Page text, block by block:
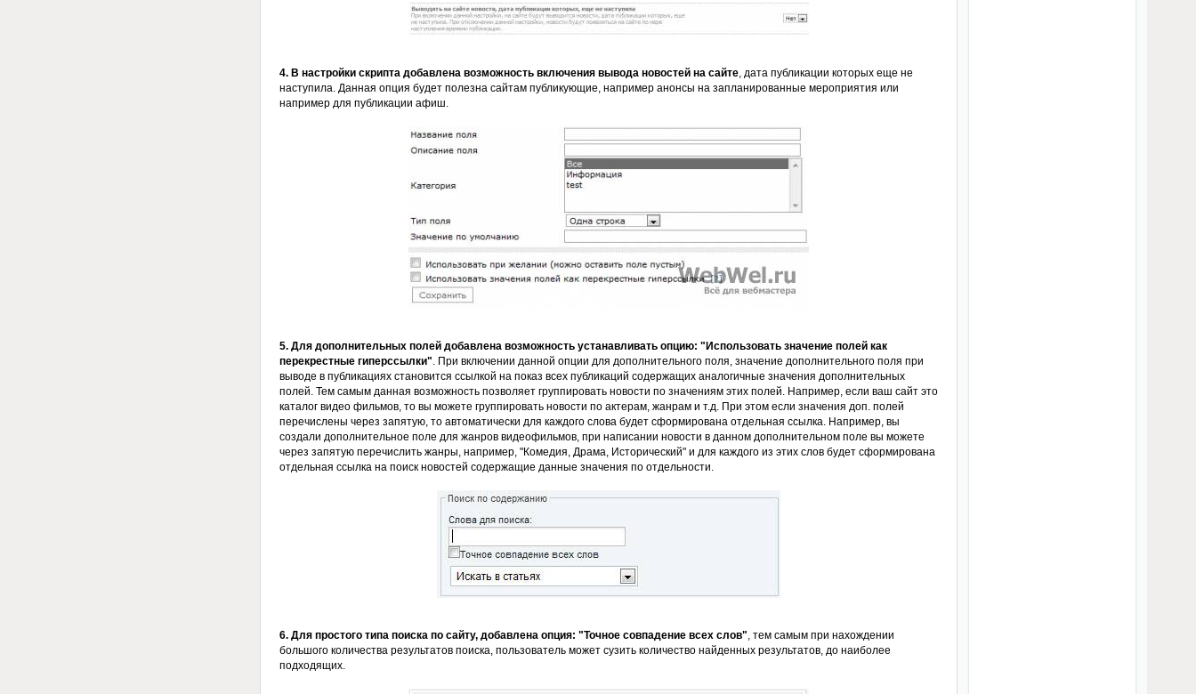
4. В настройки скрипта добавлена возможность включения вывода новостей на сайте, дата публикации которых еще не
наступила. Данная опция будет полезна сайтам публикующие, например анонсы на запланированные мероприятия или
например для публикации афиш.
5. Для дополнительных полей добавлена возможность устанавливать опцию: "Использовать значение полей как
перекрестные гиперссылки" . При включении данной опции для дополнительного поля, значение дополнительного поля при
выводе в публикациях становится ссылкой на показ всех публикаций содержащих аналогичные значения дополнительных
полей. Тем самым данная возможность позволяет группировать новости по значениям этих полей. Например, если ваш сайт это
каталог видео фильмов, то вы можете группировать новости по актерам, жанрам и т.д. При этом если значения доп. полей
перечислены через запятую, то автоматически для каждого слова будет сформирована отдельная ссылка. Например, вы
создали дополнительное поле для жанров видеофильмов, при написании новости в данном дополнительном поле вы можете
через запятую перечислить жанры, например, "Комедия, Драма, Исторический" и для каждого из этих слов будет сформирована
отдельная ссылка на поиск новостей содержащие данные значения по отдельности.
6. Для простого типа поиска по сайту, добавлена опция: "Точное совпадение всех слов" , тем самым при нахождении
большого количества результатов поиска, пользователь может сузить количество найденных результатов, до наиболее
подходящих.